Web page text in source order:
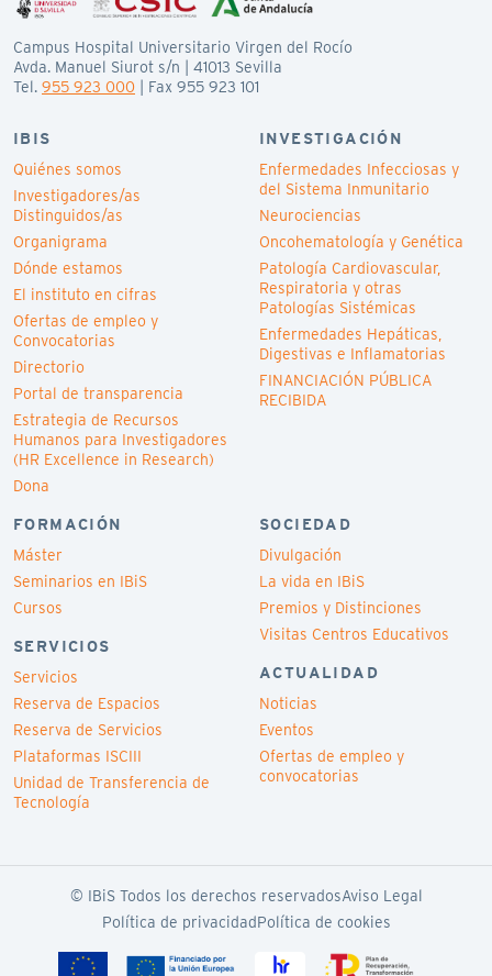
Campus Hospital Universitario Virgen del Rocío
Avda. Manuel Siurot s/n | 41013 Sevilla
Tel. 955 923 000 | Fax 955 923 101
IBIS
Quiénes somos
Investigadores/as
Distinguidos/as
Organigrama
Dónde estamos
El instituto en cifras
Ofertas de empleo y
Convocatorias
Directorio
Portal de transparencia
Estrategia de Recursos
Humanos para Investigadores
(HR Excellence in Research)
Dona
INVESTIGACIÓN
Enfermedades Infecciosas y
del Sistema Inmunitario
Neurociencias
Oncohematología y Genética
Patología Cardiovascular,
Respiratoria y otras
Patologías Sistémicas
Enfermedades Hepáticas,
Digestivas e Inflamatorias
FINANCIACIÓN PÚBLICA
RECIBIDA
FORMACIÓN
Máster
Seminarios en IBiS
Cursos
SERVICIOS
Servicios
Reserva de Espacios
Reserva de Servicios
Plataformas ISCIII
Unidad de Transferencia de
Tecnología
SOCIEDAD
Divulgación
La vida en IBiS
Premios y Distinciones
Visitas Centros Educativos
ACTUALIDAD
Noticias
Eventos
Ofertas de empleo y
convocatorias
© IBiS Todos los derechos reservadosAviso Legal
Política de privacidadPolítica de cookies